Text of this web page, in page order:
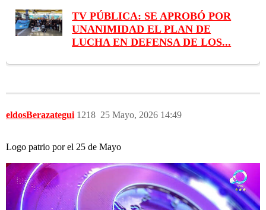
TV PÚBLICA: SE APROBÓ POR
UNANIMIDAD EL PLAN DE
LUCHA EN DEFENSA DE LOS...
eldosBerazategui 25 Mayo, 2026 14:49
1218
Logo patrio por el 25 de Mayo